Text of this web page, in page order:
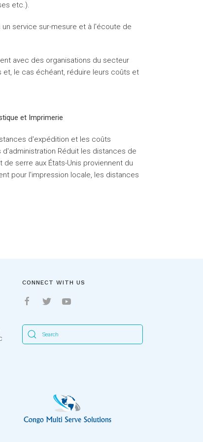
etc.).
un service sur-mesure et à l'écoute de
avec des organisations du secteur
le cas échéant, réduire leurs coûts et
et Imprimerie
d'expédition et les coûts
Réduit les distances de
serre aux États-Unis proviennent du
pour l'impression locale, les distances
CONNECT WITH US